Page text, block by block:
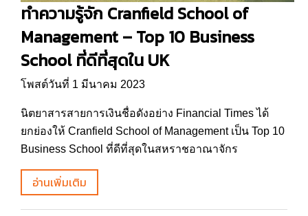
ทำความรู้จัก Cranfield School of
Management – Top 10 Business
School ที่ดีที่สุดใน UK
โพสต์วันที่ 1 มีนาคม 2023
นิตยาสารสายการเงินชื่อดังอย่าง Financial Times ได้
ยกย่องให้ Cranfield School of Management เป็น Top 10
Business School ที่ดีที่สุดในสหราชอาณาจักร
อ่านเพิ่มเติม